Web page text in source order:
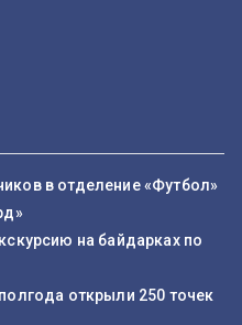
в отделение «Футбол»
на байдарках по
открыли 250 точек